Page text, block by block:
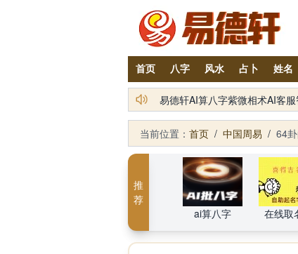
首页 八字 风水 占卜 姓名
铁笔居士简介及服务项目
当前位置： 首页 / 中国周易 / 64
推
荐
ai算八字
在线取